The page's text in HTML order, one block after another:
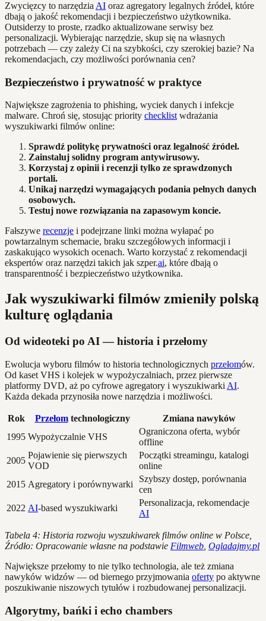
Zwycięzcy to narzędzia AI oraz agregatory legalnych źródeł, które
dbają o jakość rekomendacji i bezpieczeństwo użytkownika.
Outsiderzy to proste, rzadko aktualizowane serwisy bez
personalizacji. Wybierając narzędzie, skup się na własnych
potrzebach — czy zależy Ci na szybkości, czy szerokiej bazie? Na
rekomendacjach, czy możliwości porównania cen?
Bezpieczeństwo i prywatność w praktyce
Największe zagrożenia to phishing, wyciek danych i infekcje
malware. Chroń się, stosując priority checklistwdrażania
wyszukiwarki filmów online:
Sprawdź politykę prywatności oraz legalność źródeł.
Zainstaluj solidny program antywirusowy.
Korzystaj z opinii i recenzji tylko ze sprawdzonych
portali.
Unikaj narzędzi wymagających podania pełnych danych
osobowych.
Testuj nowe rozwiązania na zapasowym koncie.
Fałszywe recenzje i podejrzane linki można wyłapać po
powtarzalnym schemacie, braku szczegółowych informacji i
zaskakująco wysokich ocenach. Warto korzystać z rekomendacji
ekspertów oraz narzędzi takich jak szper.ai, które dbają o
transparentność i bezpieczeństwo użytkownika.
Jak wyszukiwarki filmów zmieniły polską
kulturę oglądania
Od wideoteki po AI — historia i przełomy
Ewolucja wyboru filmów to historia technologicznych przełomów.
Od kaset VHS i kolejek w wypożyczalniach, przez pierwsze
platformy DVD, aż po cyfrowe agregatory i wyszukiwarki AI.
Każda dekada przynosiła nowe narzędzia i możliwości.
Rok Przełomtechnologiczny
Zmiana nawyków
1995 Wypożyczalnie VHS
Ograniczona oferta, wybór
offline
2005
Pojawienie się pierwszych
VOD
Początki streamingu, katalogi
online
2015 Agregatory i porównywarki
Szybszy dostęp, porównania
cen
2022 AI-based wyszukiwarki
Personalizacja, rekomendacje
AI
Tabela 4: Historia rozwoju wyszukiwarek filmów online w Polsce,
Źródło: Opracowanie własne na podstawie Filmweb Ogladajmy.pl
Największe przełomy to nie tylko technologia, ale też zmiana
nawyków widzów — od biernego przyjmowania oferty po aktywne
poszukiwanie niszowych tytułów i rozbudowanej personalizacji.
Algorytmy, bańki i echo chambers